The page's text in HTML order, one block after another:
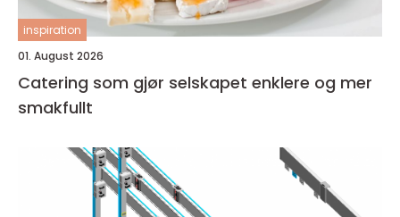
inspiration
01. August 2026
Catering som gjør selskapet enklere og mer
smakfullt